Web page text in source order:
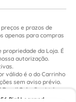
Pial Legrand
e prazos de
apenas para compras
da Loja. É
autorização.
válido é o do Carrinho
sem aviso prévio.
Soluções Ltda. -
190 - Bairro